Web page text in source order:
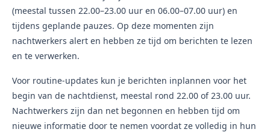
(meestal tussen 22.00–23.00 uur en 06.00–07.00 uur) en
tijdens geplande pauzes. Op deze momenten zijn
nachtwerkers alert en hebben ze tijd om berichten te lezen
en te verwerken.
Voor routine-updates kun je berichten inplannen voor het
begin van de nachtdienst, meestal rond 22.00 of 23.00 uur.
Nachtwerkers zijn dan net begonnen en hebben tijd om
nieuwe informatie door te nemen voordat ze volledig in hun